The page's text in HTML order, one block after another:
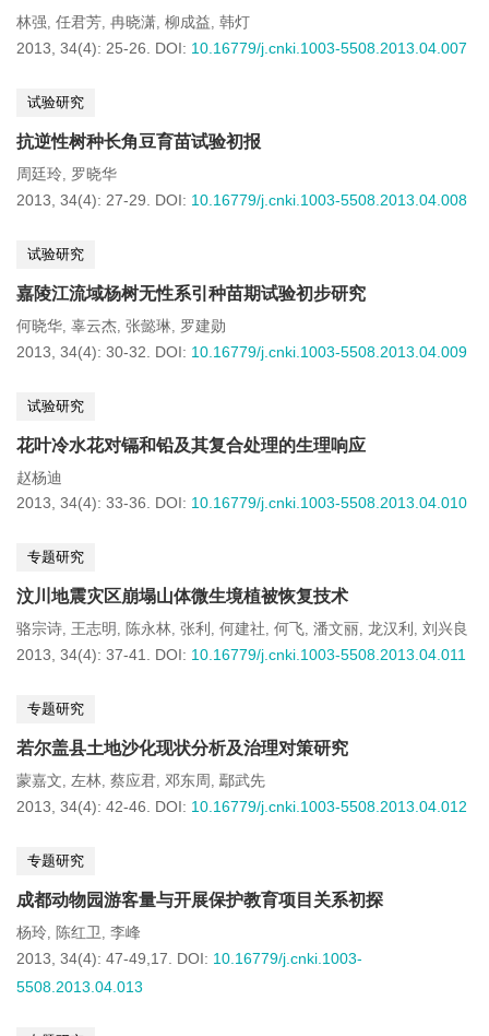
林强, 任君芳, 冉晓潇, 柳成益, 韩灯
2013, 34(4): 25-26.
DOI: 10.16779/j.cnki.1003-5508.2013.04.007
试验研究
抗逆性树种长角豆育苗试验初报
周廷玲, 罗晓华
2013, 34(4): 27-29.
DOI: 10.16779/j.cnki.1003-5508.2013.04.008
试验研究
嘉陵江流域杨树无性系引种苗期试验初步研究
何晓华, 辜云杰, 张懿琳, 罗建勋
2013, 34(4): 30-32.
DOI: 10.16779/j.cnki.1003-5508.2013.04.009
试验研究
花叶冷水花对镉和铅及其复合处理的生理响应
赵杨迪
2013, 34(4): 33-36.
DOI: 10.16779/j.cnki.1003-5508.2013.04.010
专题研究
汶川地震灾区崩塌山体微生境植被恢复技术
骆宗诗, 王志明 , 陈永林, 张利 , 何建社, 何飞, 潘文丽, 龙汉利 , 刘兴良
2013, 34(4): 37-41.
DOI: 10.16779/j.cnki.1003-5508.2013.04.011
专题研究
若尔盖县土地沙化现状分析及治理对策研究
蒙嘉文, 左林, 蔡应君, 邓东周 , 鄢武先
2013, 34(4): 42-46.
DOI: 10.16779/j.cnki.1003-5508.2013.04.012
专题研究
成都动物园游客量与开展保护教育项目关系初探
杨玲, 陈红卫 , 李峰
2013, 34(4): 47-49,17.
DOI: 10.16779/j.cnki.1003-
5508.2013.04.013